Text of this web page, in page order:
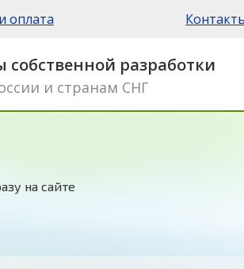
оплата
собственной разработки
и странам СНГ
на сайте